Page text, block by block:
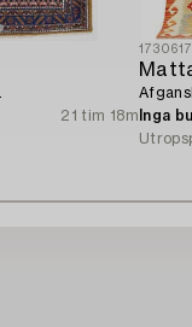
21 tim 18m Inga